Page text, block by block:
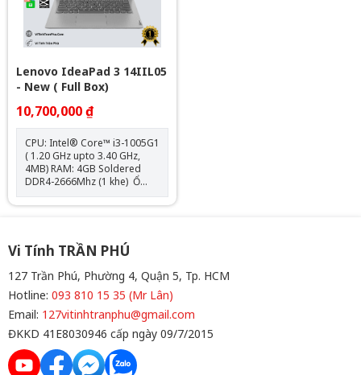
Lenovo IdeaPad 3 14IIL05
- New ( Full Box)
10,700,000 ₫
CPU: Intel® Core™ i3-1005G1
( 1.20 GHz upto 3.40 GHz,
4MB) RAM: 4GB Soldered
DDR4-2666Mhz (1 khe) Ổ
cứng: 128GB SSD M.2 2242
PCIe 3.0x4 NVMe VGA:
FHD (1920x1080) IPS Pin:
35WhCân nặng: 1.7 kg Màu
sắc: Abyss Blue
Vi Tính TRẦN PHÚ
127 Trần Phú, Phường 4, Quận 5, Tp. HCM
Hotline: 093 810 15 35 (Mr Lân)
Email: 127vitinhtranphu@gmail.com
ĐKKD 41E8030946 cấp ngày 09/7/2015